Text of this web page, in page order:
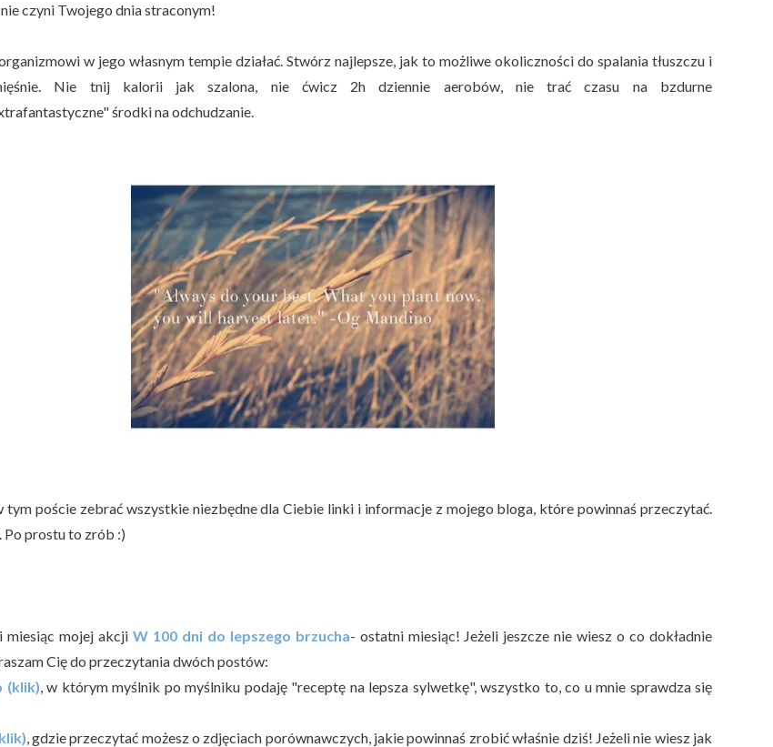
czyni Twojego dnia straconym!
w jego własnym tempie działać. Stwórz najlepsze, jak to możliwe okoliczności do spalania tłuszczu i
Nie tnij kalorii jak szalona, nie ćwicz 2h dziennie aerobów, nie trać czasu na bzdurne
środki na odchudzanie.
tym poście zebrać wszystkie niezbędne dla Ciebie linki i informacje z mojego bloga, które powinnaś przeczytać.
Po prostu to zrób :)
miesiąc mojej akcjiW 100 dni do lepszego brzucha- ostatni miesiąc! Jeżeli jeszcze nie wiesz o co dokładnie
Cię do przeczytania dwóch postów:
(klik), w którym myślnik po myślniku podaję "receptę na lepsza sylwetkę", wszystko to, co u mnie sprawdza się
, gdzie przeczytać możesz o zdjęciach porównawczych, jakie powinnaś zrobić właśnie dziś! Jeżeli nie wiesz jak